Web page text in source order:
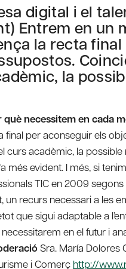
digital i el
Entrem en un
la recta
la
necessitem en cada
final per aconseguir els
curs acadèmic, la
més evident. I més, si
TIC en 2009 segons
recurs necessari a les
que sigui adaptable a
en el futur i
Sra. María Dolores
i Comerç http://